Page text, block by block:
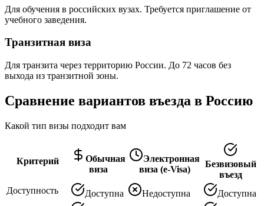
Для обучения в российских вузах. Требуется приглашение от
учебного заведения.
Транзитная виза
Для транзита через территорию России. До 72 часов без
выхода из транзитной зоны.
Сравнение вариантов въезда в Россию
Какой тип визы подходит вам
Критерий
Обычная
виза
Электронная
виза (e-Visa)
Безвизовый
въезд
Доступность
Доступна Недоступна
Доступна